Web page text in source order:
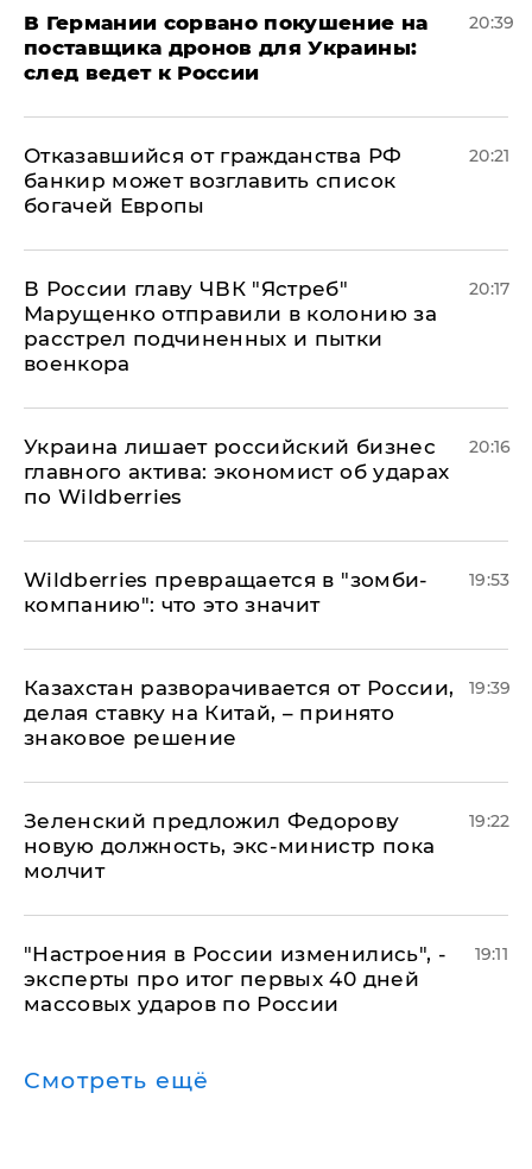
​В Германии сорвано покушение на
поставщика дронов для Украины:
след ведет к России
20:39
Отказавшийся от гражданства РФ
банкир может возглавить список
богачей Европы
20:21
В России главу ЧВК "Ястреб"
Марущенко отправили в колонию за
расстрел подчиненных и пытки
военкора
20:17
​Украина лишает российский бизнес
главного актива: экономист об ударах
по Wildberries
20:16
Wildberries превращается в "зомби-
компанию": что это значит
19:53
Казахстан разворачивается от России,
делая ставку на Китай, – принято
знаковое решение
19:39
Зеленский предложил Федорову
новую должность, экс-министр пока
молчит
19:22
"Настроения в России изменились", -
эксперты про итог первых 40 дней
массовых ударов по России
19:11
Смотреть ещё